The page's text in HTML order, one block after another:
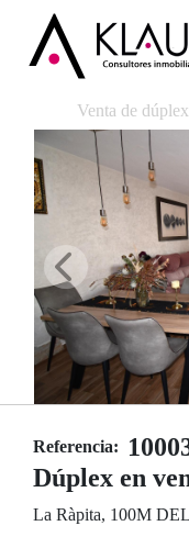
Venta de
Referencia:
Dúplex en
La Ràpita, 100M